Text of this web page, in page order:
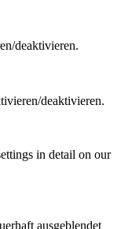
deaktivieren.
deaktivieren.
in detail on our
ausgeblendet